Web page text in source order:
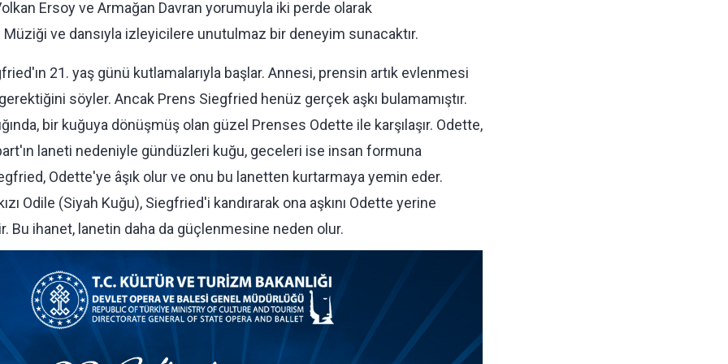
Ersoy ve Armağan Davran yorumuyla iki perde olarak
ve dansıyla izleyicilere unutulmaz bir deneyim sunacaktır.
21. yaş günü kutlamalarıyla başlar. Annesi, prensin artık evlenmesi
söyler. Ancak Prens Siegfried henüz gerçek aşkı bulamamıştır.
bir kuğuya dönüşmüş olan güzel Prenses Odette ile karşılaşır. Odette,
laneti nedeniyle gündüzleri kuğu, geceleri ise insan formuna
Odette'ye âşık olur ve onu bu lanetten kurtarmaya yemin eder.
Odile (Siyah Kuğu), Siegfried'i kandırarak ona aşkını Odette yerine
Bu ihanet, lanetin daha da güçlenmesine neden olur.